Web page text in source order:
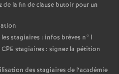
la fin de clause butoir pour un
stagiaires : infos brèves n°1
CPE stagiaires : signez la pétition
des stagiaires de l’académie